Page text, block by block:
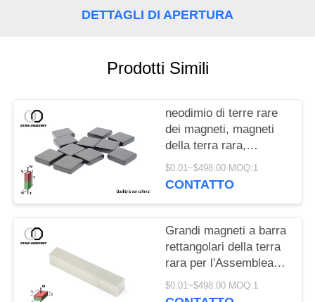
DETTAGLI DI APERTURA
Prodotti Simili
neodimio di terre rare
dei magneti, magneti
della terra rara,
magneti della terra rara
n52
$0.01~$498.00 MOQ:1
CONTATTO
Grandi magneti a barra
rettangolari della terra
rara per l'Assemblea
componente industriale
$0.01~$498.00 MOQ:1